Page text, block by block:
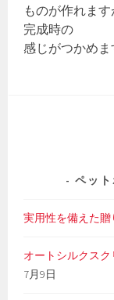
ものが作れま
完成時の
感じがつかめま
ペッ
実用性を備えた
オートシルクス
7月9日